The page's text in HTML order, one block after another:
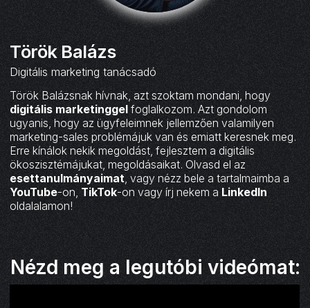
Török Balázs
Digitális marketing tanácsadó
Török Balázsnak hívnak, azt szoktam mondani, hogy
digitális marketinggel foglalkozom. Azt gondolom
ugyanis, hogy az ügyfeleimnek jellemzően valamilyen
marketing-sales problémájuk van és emiatt keresnek meg.
Erre kínálok nekik megoldást, fejlesztem a digitális
ökoszisztémájukat, megoldásaikat. Olvasd el az
esettanulmányaimat, vagy nézz bele a tartalmaimba a
YouTube-on, TikTok-on vagy írj nekem a LinkedIn
oldalalamon!
Nézd meg a legutóbi videómat: